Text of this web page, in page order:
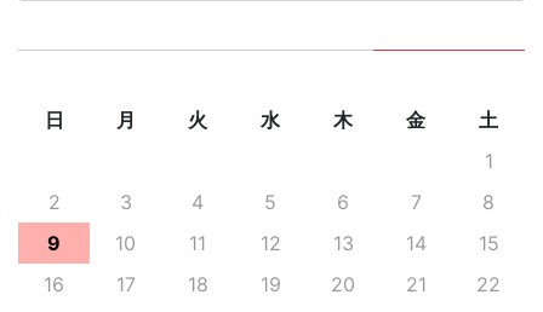
日 月 火 水 木 金
土
1
2
3 4 5 6 7
8
9
10 11 12 13 14
15
16
17 18 19 20 21
22